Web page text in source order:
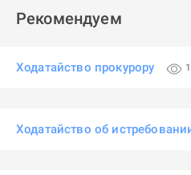
Рекомендуем
Ходатайство прокурору
Ходатайство об